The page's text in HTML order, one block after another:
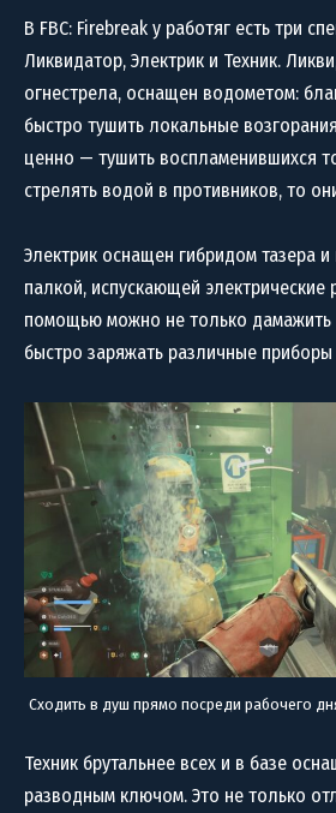
В FBC: Firebreak у работяг есть три
Ликвидатор, Электрик и Техник.
огнестрела, оснащен водометом:
быстро тушить локальные
ценно — тушить воспламенившихся
стрелять водой в противников, то
Электрик оснащен гибридом тазера и
палкой, испускающей электрические
помощью можно не только дамажить
быстро заряжать различные
Сходить в душ прямо посреди рабочего
Техник брутальнее всех и в базе
разводным ключом. Это не только